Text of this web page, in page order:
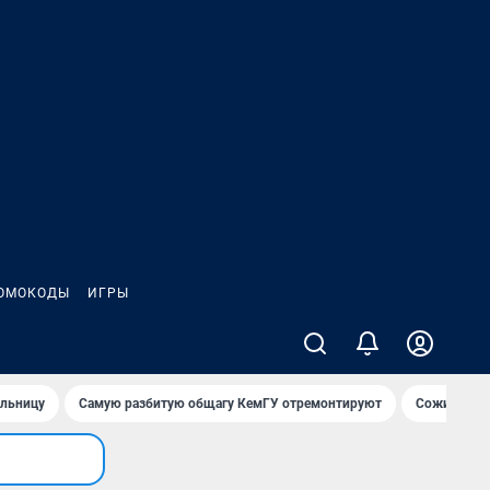
ИГРЫ
Самую разбитую общагу КемГУ отремонтируют